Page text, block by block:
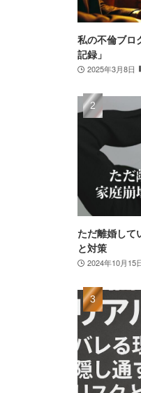
私の不倫ブロ
記録」
2025年3月8日
ただ離婚して
と対策
2024年10月15